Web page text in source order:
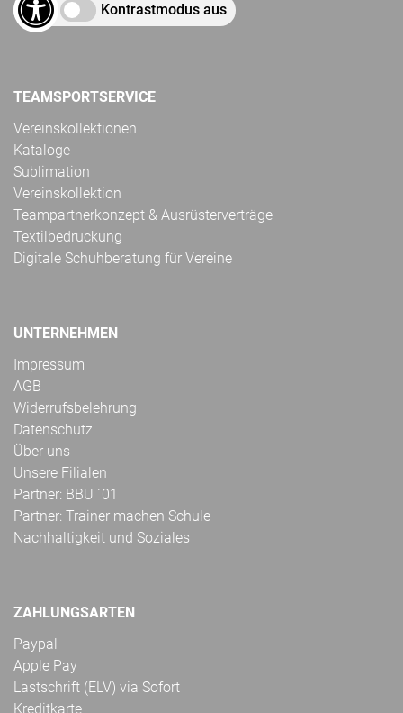
Kontrastmodus aus
TEAMSPORTSERVICE
Vereinskollektionen
Kataloge
Sublimation
Vereinskollektion
Teampartnerkonzept & Ausrüsterverträge
Textilbedruckung
Digitale Schuhberatung für Vereine
UNTERNEHMEN
Impressum
AGB
Widerrufsbelehrung
Datenschutz
Über uns
Unsere Filialen
Partner: BBU ´01
Partner: Trainer machen Schule
Nachhaltigkeit und Soziales
ZAHLUNGSARTEN
Paypal
Apple Pay
Lastschrift (ELV) via Sofort
Kreditkarte